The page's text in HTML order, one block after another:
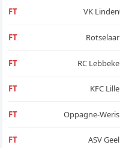
FT VK Linden
FT Rotselaar
FT RC Lebbeke
FT KFC Lille
FT Oppagne-Weris
FT ASV Geel